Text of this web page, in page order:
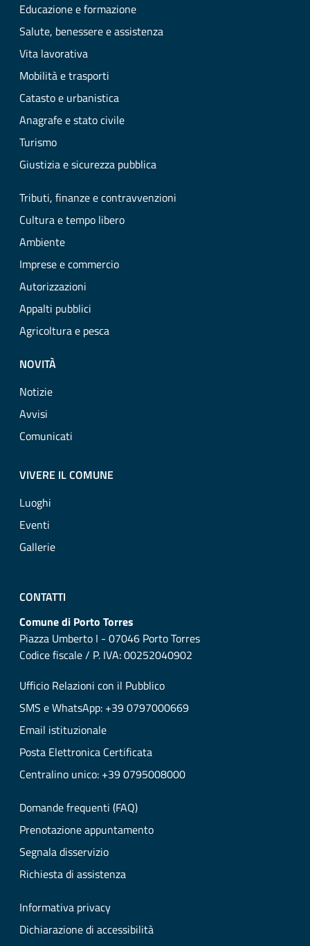
Educazione e formazione
Salute, benessere e assistenza
Vita lavorativa
Mobilità e trasporti
Catasto e urbanistica
Anagrafe e stato civile
Turismo
Giustizia e sicurezza pubblica
Tributi, finanze e contravvenzioni
Cultura e tempo libero
Ambiente
Imprese e commercio
Autorizzazioni
Appalti pubblici
Agricoltura e pesca
NOVITÀ
Notizie
Avvisi
Comunicati
VIVERE IL COMUNE
Luoghi
Eventi
Gallerie
CONTATTI
Comune di Porto Torres
Piazza Umberto I - 07046 Porto Torres
Codice fiscale / P. IVA: 00252040902
Ufficio Relazioni con il Pubblico
SMS e WhatsApp: +39 0797000669
Email istituzionale
Posta Elettronica Certificata
Centralino unico: +39 0795008000
Domande frequenti (FAQ)
Prenotazione appuntamento
Segnala disservizio
Richiesta di assistenza
Informativa privacy
Dichiarazione di accessibilità